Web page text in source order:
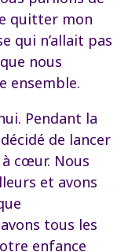
quitter mon
qui n’allait pas
nous
ensemble.
Pendant la
de lancer
cœur. Nous
et avons
tous les
enfance